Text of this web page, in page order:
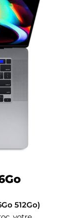
512Go)